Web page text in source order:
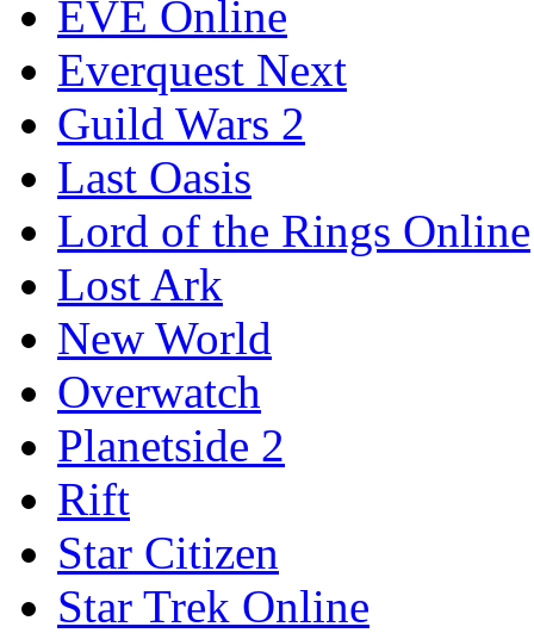
EVE Online
Everquest Next
Guild Wars 2
Last Oasis
Lord of the Rings Online
Lost Ark
New World
Overwatch
Planetside 2
Rift
Star Citizen
Star Trek Online